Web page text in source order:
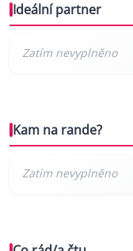
Ideální partner
Kam na rande?